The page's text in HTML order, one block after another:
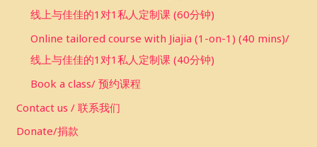
线上与佳佳的1对1私人定制课 (60分钟)
Online tailored course with Jiajia (1-on-1) (40 mins)/
线上与佳佳的1对1私人定制课 (40分钟)
Book a class/ 预约课程
Contact us / 联系我们
Donate/捐款